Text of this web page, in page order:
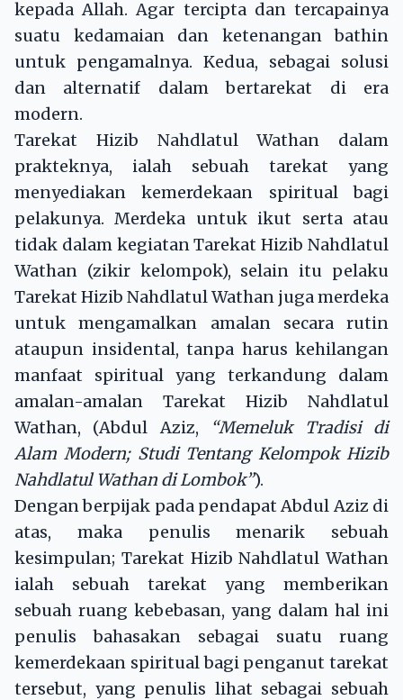
kepada Allah. Agar tercipta dan tercapainya
suatu kedamaian dan ketenangan bathin
untuk pengamalnya. Kedua, sebagai solusi
dan alternatif dalam bertarekat di era
modern.
Tarekat Hizib Nahdlatul Wathan dalam
prakteknya, ialah sebuah tarekat yang
menyediakan kemerdekaan spiritual bagi
pelakunya. Merdeka untuk ikut serta atau
tidak dalam kegiatan Tarekat Hizib Nahdlatul
Wathan (zikir kelompok), selain itu pelaku
Tarekat Hizib Nahdlatul Wathan juga merdeka
untuk mengamalkan amalan secara rutin
ataupun insidental, tanpa harus kehilangan
manfaat spiritual yang terkandung dalam
amalan-amalan Tarekat Hizib Nahdlatul
Wathan, (Abdul Aziz,
“Memeluk Tradisi di
Alam Modern; Studi Tentang Kelompok Hizib
Nahdlatul Wathan di Lombok”).
Dengan berpijak pada pendapat Abdul Aziz di
atas, maka penulis menarik sebuah
kesimpulan; Tarekat Hizib Nahdlatul Wathan
ialah sebuah tarekat yang memberikan
sebuah ruang kebebasan, yang dalam hal ini
penulis bahasakan sebagai suatu ruang
kemerdekaan spiritual bagi penganut tarekat
tersebut, yang penulis lihat sebagai sebuah